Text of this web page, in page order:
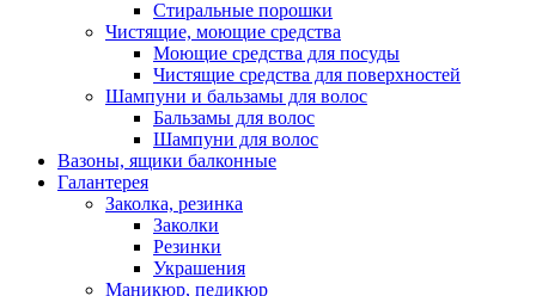
Стиральные порошки
Чистящие, моющие средства
Моющие средства для посуды
Чистящие средства для поверхностей
Шампуни и бальзамы для волос
Бальзамы для волос
Шампуни для волос
Вазоны, ящики балконные
Галантерея
Заколка, резинка
Заколки
Резинки
Украшения
Маникюр, педикюр